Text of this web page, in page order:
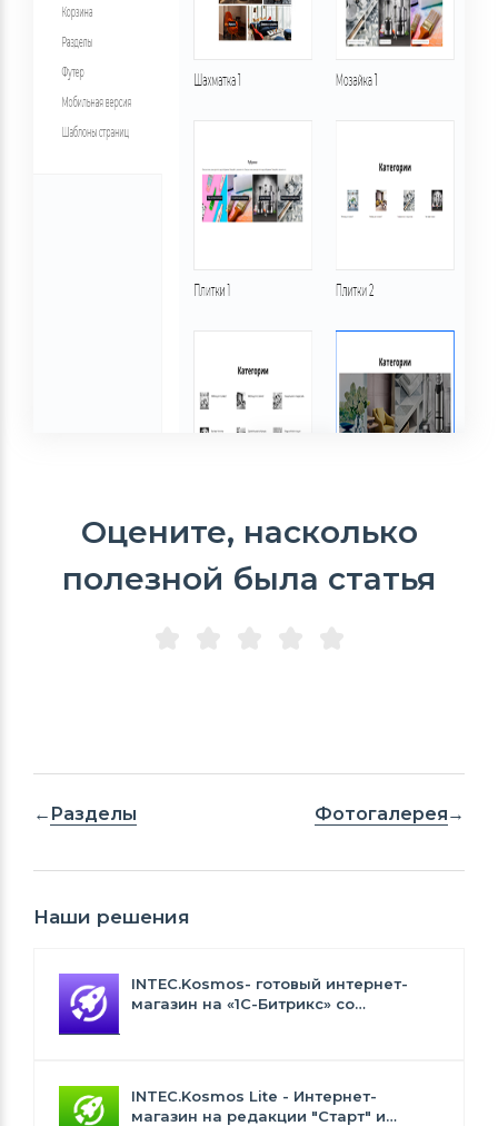
Оцените, насколько
полезной была статья
Разделы Фотогалерея
Наши решения
INTEC.Kosmos- готовый интернет-
магазин на «1С-Битрикс» со
INTEC.Kosmos Lite - Интернет-
магазин на редакции "Старт" и